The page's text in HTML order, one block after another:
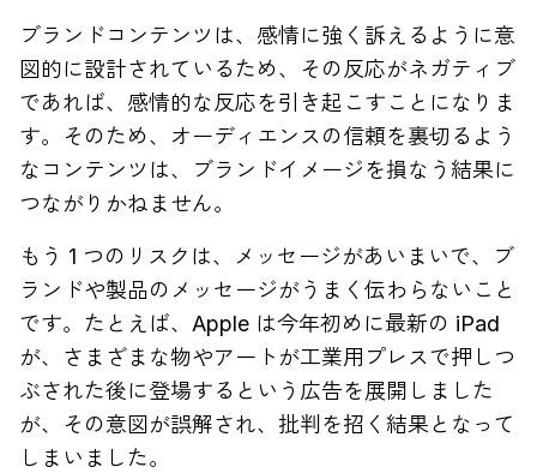
ブランドコンテンツは、感情に強く訴えるように意
図的に設計されているため、その反応がネガティブ
であれば、感情的な反応を引き起こすことになりま
す。そのため、オーディエンスの信頼を裏切るよう
なコンテンツは、ブランドイメージを損なう結果に
つながりかねません。
もう 1 つのリスクは、メッセージがあいまいで、ブ
ランドや製品のメッセージがうまく伝わらないこと
です。たとえば、Apple は今年初めに最新の iPad
が、さまざまな物やアートが工業用プレスで押しつ
ぶされた後に登場するという広告を展開しました
が、その意図が誤解され、批判を招く結果となって
しまいました。